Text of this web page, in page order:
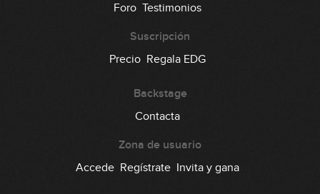
Foro Testimonios
Suscripción
Precio Regala EDG
Backstage
Contacta
Zona de usuario
Accede Regístrate Invita y gana